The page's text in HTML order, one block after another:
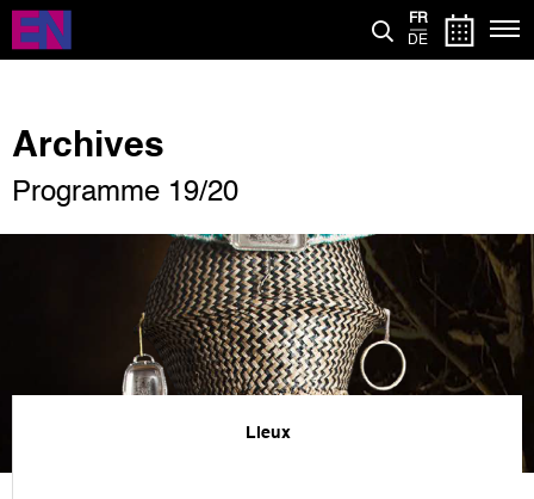
Aller
contenu
FR
DE
Archives
Programme 19/20
Lieux